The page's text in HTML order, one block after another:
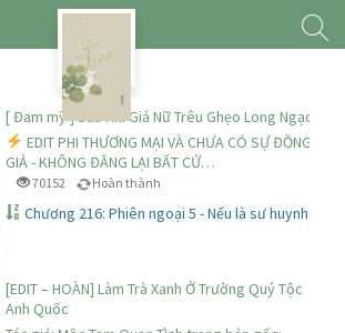
[ Đam mỹ ] Sau Khi Giả Nữ Trêu Ghẹo Long Ngạo
EDIT PHI THƯƠNG MẠI VÀ CHƯA CÓ SỰ ĐỒNG Ý
GIẢ - KHÔNG ĐĂNG LẠI BẤT CỨ…
70152 Hoàn thành
Chương 216: Phiên ngoại 5 - Nếu là sư huynh đệ
[EDIT – HOÀN] Làm Trà Xanh Ở Trường Quý Tộc
Anh Quốc